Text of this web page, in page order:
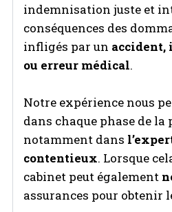
indemnisation juste et
conséquences des
infligés par un accident,
ou erreur médical.
Notre expérience nous
dans chaque phase de la
notamment dans
contentieux. Lorsque
cabinet peut également
assurances pour obtenir